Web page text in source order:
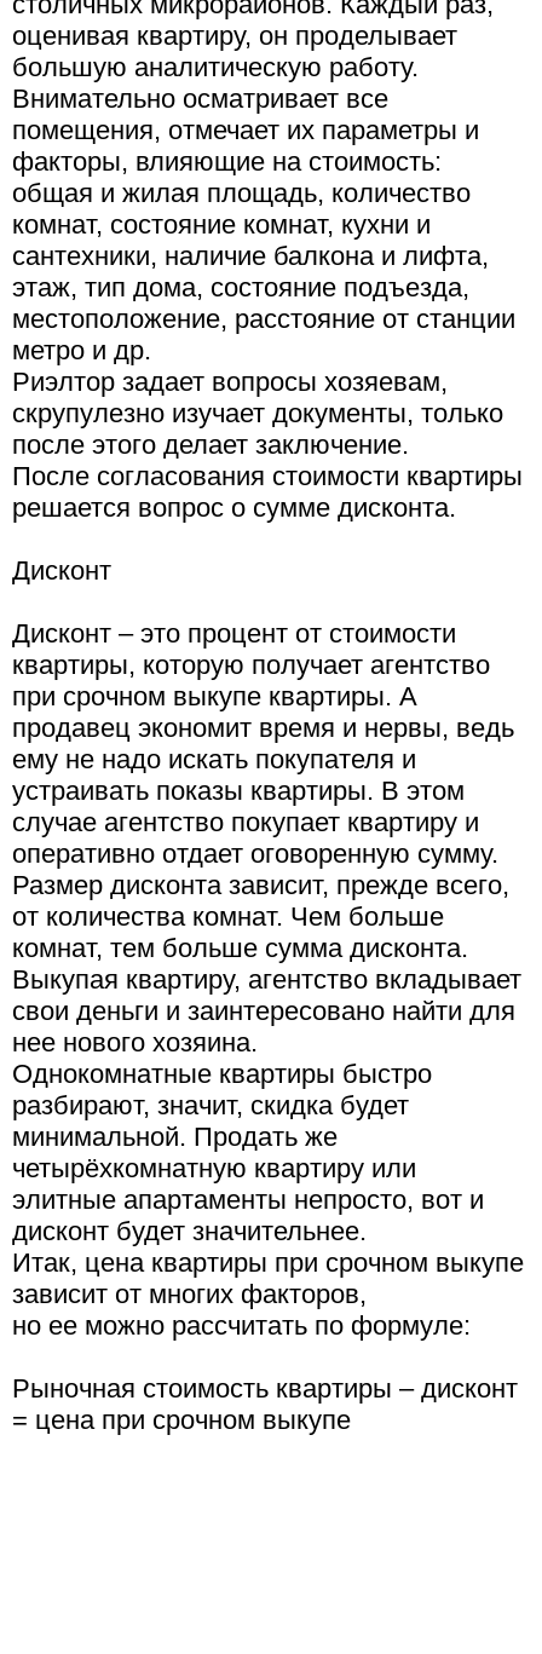
оценивая квартиру, он проделывает
большую аналитическую работу.
Внимательно осматривает все
помещения, отмечает их параметры и
факторы, влияющие на стоимость:
общая и жилая площадь, количество
комнат, состояние комнат, кухни и
сантехники, наличие балкона и лифта,
этаж, тип дома, состояние подъезда,
местоположение, расстояние от станции
метро и др.
Риэлтор задает вопросы хозяевам,
скрупулезно изучает документы, только
после этого делает заключение.
После согласования стоимости квартиры
решается вопрос о сумме дисконта.
Дисконт
Дисконт – это процент от стоимости
квартиры, которую получает агентство
при срочном выкупе квартиры. А
продавец экономит время и нервы, ведь
ему не надо искать покупателя и
устраивать показы квартиры. В этом
случае агентство покупает квартиру и
оперативно отдает оговоренную сумму.
Размер дисконта зависит, прежде всего,
от количества комнат. Чем больше
комнат, тем больше сумма дисконта.
Выкупая квартиру, агентство вкладывает
свои деньги и заинтересовано найти для
нее нового хозяина.
Однокомнатные квартиры быстро
разбирают, значит, скидка будет
минимальной. Продать же
четырёхкомнатную квартиру или
элитные апартаменты непросто, вот и
дисконт будет значительнее.
Итак, цена квартиры при срочном выкупе
зависит от многих факторов,
но ее можно рассчитать по формуле:
Рыночная стоимость квартиры – дисконт
= цена при срочном выкупе